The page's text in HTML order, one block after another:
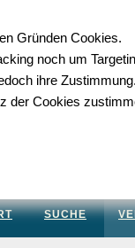
SUCHE
Gründen Cookies.
noch um
ihre Zustimmung.
der Cookies